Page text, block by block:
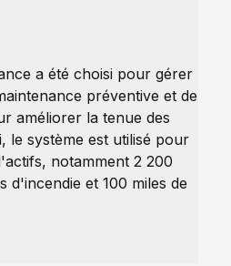
a été choisi pour gérer
préventive et de
améliorer la tenue des
le système est utilisé pour
notamment 2 200
d'incendie et 100 miles de